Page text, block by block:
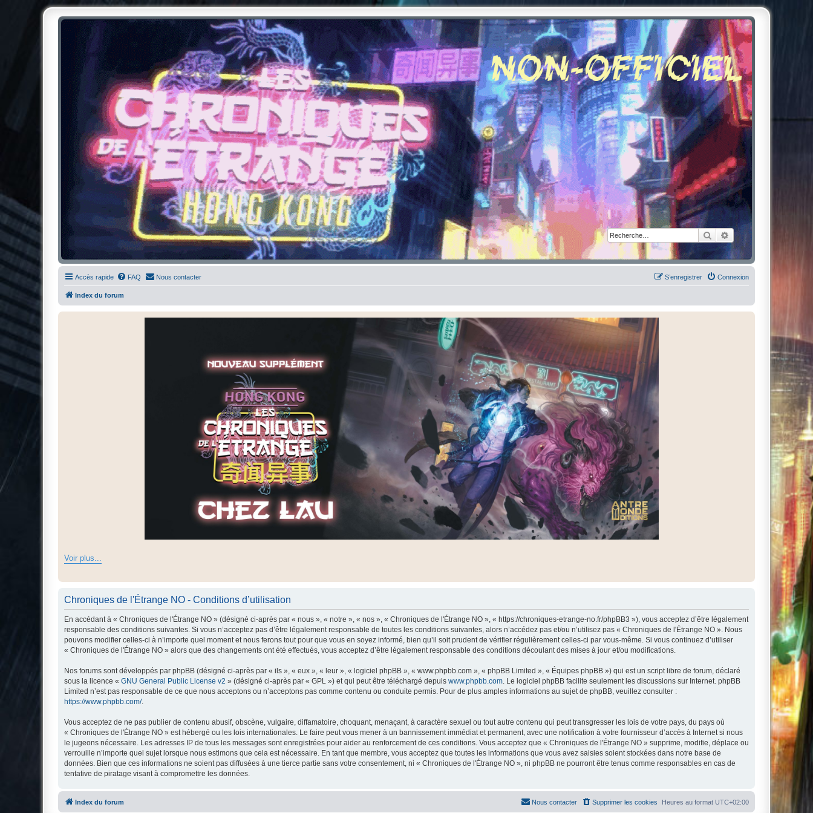
RechercherRecherche avancée
Chroniques de l'Étrange NO
Pour les amateurs des Chroniques de l'Étrange
Accès rapide FAQ Nous contacter Connexion
S’enregistrer
Index du forum
Voir plus...
Chroniques de l'Étrange NO - Conditions d’utilisation
En accédant à « Chroniques de l'Étrange NO » (désigné ci-après par « nous », « notre », « nos », « Chroniques de l'Étrange NO », « https://chroniques-etrange-no.fr/phpBB3 »), vous acceptez d’être légalement
responsable des conditions suivantes. Si vous n’acceptez pas d’être légalement responsable de toutes les conditions suivantes, alors n’accédez pas et/ou n’utilisez pas « Chroniques de l'Étrange NO ». Nous
pouvons modifier celles-ci à n’importe quel moment et nous ferons tout pour que vous en soyez informé, bien qu’il soit prudent de vérifier régulièrement celles-ci par vous-même. Si vous continuez d’utiliser
« Chroniques de l'Étrange NO » alors que des changements ont été effectués, vous acceptez d’être légalement responsable des conditions découlant des mises à jour et/ou modifications.
Nos forums sont développés par phpBB (désigné ci-après par « ils », « eux », « leur », « logiciel phpBB », « www.phpbb.com », « phpBB Limited », « Équipes phpBB ») qui est un script libre de forum, déclaré
sous la licence « GNU General Public License v2 » (désigné ci-après par « GPL ») et qui peut être téléchargé depuis www.phpbb.com . Le logiciel phpBB facilite seulement les discussions sur Internet. phpBB
Limited n’est pas responsable de ce que nous acceptons ou n’acceptons pas comme contenu ou conduite permis. Pour de plus amples informations au sujet de phpBB, veuillez consulter :
https://www.phpbb.com/.
Vous acceptez de ne pas publier de contenu abusif, obscène, vulgaire, diffamatoire, choquant, menaçant, à caractère sexuel ou tout autre contenu qui peut transgresser les lois de votre pays, du pays où
« Chroniques de l'Étrange NO » est hébergé ou les lois internationales. Le faire peut vous mener à un bannissement immédiat et permanent, avec une notification à votre fournisseur d’accès à Internet si nous
le jugeons nécessaire. Les adresses IP de tous les messages sont enregistrées pour aider au renforcement de ces conditions. Vous acceptez que « Chroniques de l'Étrange NO » supprime, modifie, déplace ou
verrouille n’importe quel sujet lorsque nous estimons que cela est nécessaire. En tant que membre, vous acceptez que toutes les informations que vous avez saisies soient stockées dans notre base de
données. Bien que ces informations ne soient pas diffusées à une tierce partie sans votre consentement, ni « Chroniques de l'Étrange NO », ni phpBB ne pourront être tenus comme responsables en cas de
tentative de piratage visant à compromettre les données.
Index du forum Heures au format UTC+02:00
Supprimer les cookies
Nous contacter